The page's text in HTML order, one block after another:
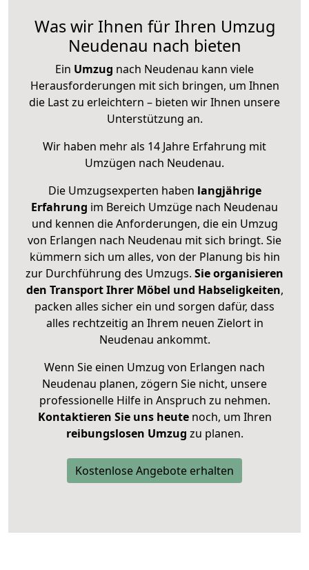
Was wir Ihnen für Ihren Umzug
Neudenau nach bieten
Ein Umzug nach Neudenau kann viele
Herausforderungen mit sich bringen, um Ihnen
die Last zu erleichtern – bieten wir Ihnen unsere
Unterstützung an.
Wir haben mehr als 14 Jahre Erfahrung mit
Umzügen nach Neudenau.
Die Umzugsexperten haben langjährige
Erfahrung im Bereich Umzüge nach Neudenau
und kennen die Anforderungen, die ein Umzug
von Erlangen nach Neudenau mit sich bringt. Sie
kümmern sich um alles, von der Planung bis hin
zur Durchführung des Umzugs. Sie organisieren
den Transport Ihrer Möbel und Habseligkeiten,
packen alles sicher ein und sorgen dafür, dass
alles rechtzeitig an Ihrem neuen Zielort in
Neudenau ankommt.
Wenn Sie einen Umzug von Erlangen nach
Neudenau planen, zögern Sie nicht, unsere
professionelle Hilfe in Anspruch zu nehmen.
Kontaktieren Sie uns heutenoch, um Ihren
reibungslosen Umzug zu planen.
Kostenlose Angebote erhalten